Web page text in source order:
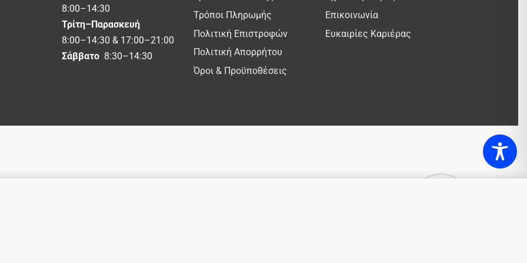
8:00–14:30
Τρίτη–Παρασκευή
8:00–14:30 & 17:00–21:00
Σάββατο 8:30–14:30
Τρόποι Πληρωμής
Πολιτική Επιστροφών
Πολιτική Απορρήτου
Όροι & Προϋποθέσεις
Επικοινωνία
Ευκαιρίες Καριέρας